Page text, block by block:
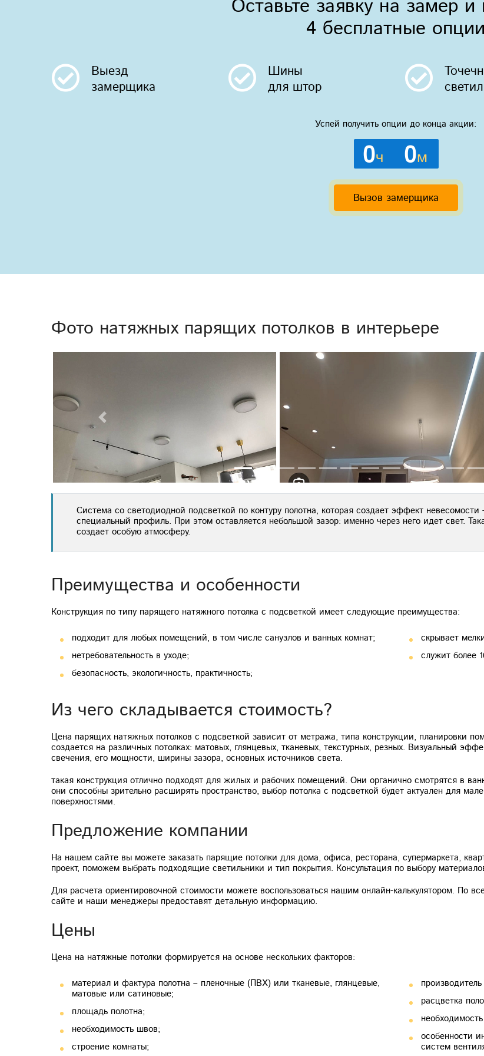
Оставьте заявку на замер и
4 бесплатные опции
Выезд
замерщика
Шины
для штор
Успей получить опции до конца акции:
0ч 0м
Вызов замерщика
Фото натяжных парящих потолков в интерьере
Previous
Система со светодиодной подсветкой по контуру полотна, которая создает эффект
специальный профиль. При этом оставляется небольшой зазор: именно через него идет свет.
создает особую атмосферу.
Преимущества и особенности
Конструкция по типу парящего натяжного потолка с подсветкой имеет следующие преимущества:
подходит для любых помещений, в том числе санузлов и ванных комнат;
нетребовательность в уходе;
безопасность, экологичность, практичность;
скрывает
служит более
Из чего складывается стоимость?
Цена парящих натяжных потолков с подсветкой зависит от метража, типа конструкции, планировки
создается на различных потолках: матовых, глянцевых, тканевых, текстурных, резных. Визуальный
свечения, его мощности, ширины зазора, основных источников света.
такая конструкция отлично подходят для жилых и рабочих помещений. Они органично смотрятся в
они способны зрительно расширять пространство, выбор потолка с подсветкой будет актуален для
поверхностями.
Предложение компании
На нашем сайте вы можете заказать парящие потолки для дома, офиса, ресторана, супермаркета,
проект, поможем выбрать подходящие светильники и тип покрытия. Консультация по выбору
Для расчета ориентировочной стоимости можете воспользоваться нашим онлайн-калькулятором. По
сайте и наши менеджеры предоставят детальную информацию.
Цены
Цена на натяжные потолки формируется на основе нескольких факторов:
материал и фактура полотна – пленочные (ПВХ) или тканевые, глянцевые,
матовые или сатиновые;
площадь полотна;
необходимость швов;
строение комнаты;
расцветка
особенности
систем